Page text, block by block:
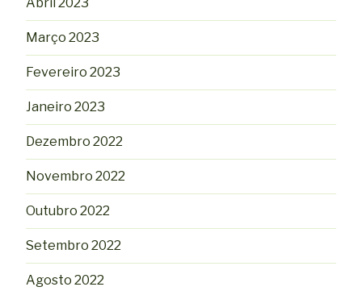
Março 2023
Fevereiro 2023
Janeiro 2023
Dezembro 2022
Novembro 2022
Outubro 2022
Setembro 2022
Agosto 2022